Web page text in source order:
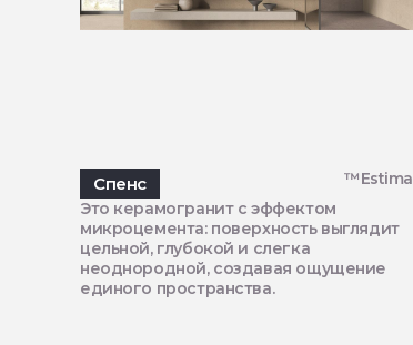
Спенс
™Estima
Это керамогранит с эффектом
микроцемента: поверхность выглядит
цельной, глубокой и слегка
неоднородной, создавая ощущение
единого пространства.